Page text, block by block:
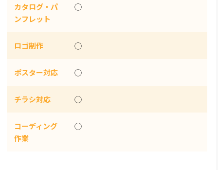
カタログ・パ
ンフレット
◯
ロゴ制作 ◯
ポスター対応 ◯
チラシ対応 ◯
コーディング
作業
◯